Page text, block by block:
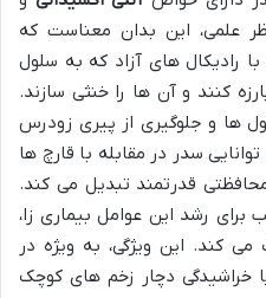
علمی، این بدان معناست که
رادیکال های آزاد که به سلول
کنند و آن ها را خنثی سازند.
ها و جلوگیری از پیری زودرس
سدر در مقابله با قارچ ها
قدرتمند تبدیل می کند.
برای رشد این عوامل بیماری زا،
کند. این ویژگی، به ویژه در
خراشیدگی دچار زخم های کوچک